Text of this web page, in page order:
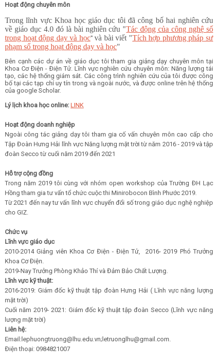
Hoạt động chuyên môn
Trong lĩnh vực Khoa học giáo dục tôi đã công bố hai nghiên cứu
về giáo dục 4.0 đó là bài nghiên cứu "Tác động của công nghệ số
trong hoạt động dạy và học"và bài viết "Tích hợp phương pháp sư
phạm số trong hoạt động dạy và học"
Bên cạnh các dự án về giáo dục tôi tham gia giảng dạy chuyên môn tại
Khoa Cơ Điện - Điện Tử. Lĩnh vực nghiên cứu chuyên môn: Năng lượng tái
tạo, các hệ thống giám sát. Các công trình nghiên cứu của tôi được công
bố tại các tạp chí uy tín trong và ngoài nước, và được online trên hệ thống
của google Scholar.
Lý lịch khoa học online: LINK
Hoạt động doanh nghiệp
Ngoài công tác giảng dạy tôi tham gia cố vấn chuyên môn cao cấp cho
Tập Đoàn Hưng Hải lĩnh vực Năng lượng mặt trời từ năm 2016 - 2019 và tập
đoàn Secco từ cuối năm 2019 đến 2021
Hỗ trợ cộng đồng
Trong năm 2019 tôi cùng với nhóm open workshop của Trường ĐH Lạc
Hồng tham gia tư vấn tổ chức cuộc thi Minirobocon Bình Phước 2019.
Từ 2021 đến nay tư vấn lĩnh vực chuyển đổi số trong giáo dục nghệ nghiệp
cho GIZ.
Chức vụ
Lĩnh vực giáo dục
2010-2014 Giảng viên Khoa Cơ Điện - Điện Tử, 2016- 2019 Phó Trưởng
Khoa Cơ Điện.
2019-Nay Trưởng Phòng Khảo Thí và Đảm Bảo Chất Lượng.
Lĩnh vực kỹ thuật:
2016-2019: Giám đốc kỹ thuật tập đoàn Hưng Hải ( Lĩnh vực năng lượng
mặt trời)
Cuối năm 2019- 2021: Giám đốc kỹ thuật tập đoàn Secco (Lĩnh vực năng
lượng mặt trời)
Liên hệ:
Email:lephuongtruong@lhu.edu.vn;letruonglhu@gmail.com.
Điện thoại: 0984821007